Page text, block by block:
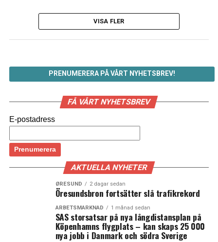
VISA FLER
PRENUMERERA PÅ VÅRT NYHETSBREV!
FÅ VÅRT NYHETSBREV
E-postadress
AKTUELLA NYHETER
ØRESUND 2 dagar sedan
Öresundsbron fortsätter slå trafikrekord
ARBETSMARKNAD 1 månad sedan
SAS storsatsar på nya långdistansplan på
Köpenhamns flygplats – kan skaps 25 000
nya jobb i Danmark och södra Sverige